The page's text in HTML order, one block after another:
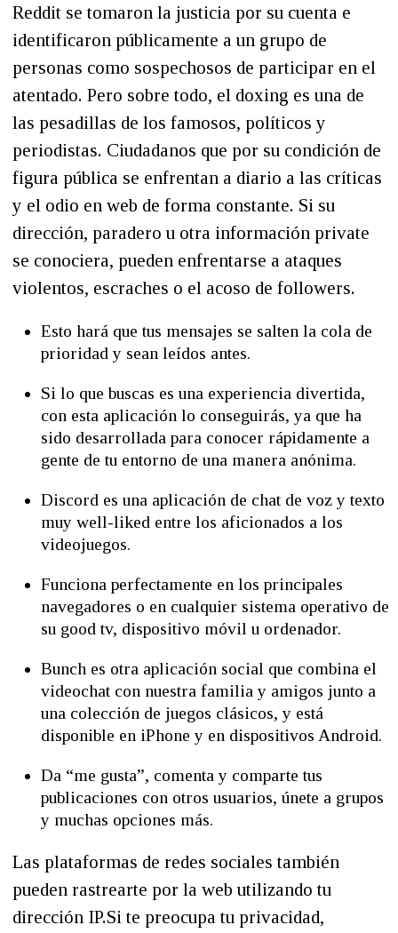
Reddit se tomaron la justicia por su cuenta e
identificaron públicamente a un grupo de
personas como sospechosos de participar en el
atentado. Pero sobre todo, el doxing es una de
las pesadillas de los famosos, políticos y
periodistas. Ciudadanos que por su condición de
figura pública se enfrentan a diario a las críticas
y el odio en web de forma constante. Si su
dirección, paradero u otra información private
se conociera, pueden enfrentarse a ataques
violentos, escraches o el acoso de followers.
Esto hará que tus mensajes se salten la cola de
prioridad y sean leídos antes.
Si lo que buscas es una experiencia divertida,
con esta aplicación lo conseguirás, ya que ha
sido desarrollada para conocer rápidamente a
gente de tu entorno de una manera anónima.
Discord es una aplicación de chat de voz y texto
muy well-liked entre los aficionados a los
videojuegos.
Funciona perfectamente en los principales
navegadores o en cualquier sistema operativo de
su good tv, dispositivo móvil u ordenador.
Bunch es otra aplicación social que combina el
videochat con nuestra familia y amigos junto a
una colección de juegos clásicos, y está
disponible en iPhone y en dispositivos Android.
Da “me gusta”, comenta y comparte tus
publicaciones con otros usuarios, únete a grupos
y muchas opciones más.
Las plataformas de redes sociales también
pueden rastrearte por la web utilizando tu
dirección IP.Si te preocupa tu privacidad,